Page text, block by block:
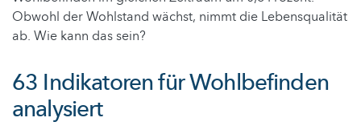
Obwohl der Wohlstand wächst, nimmt die Lebensqualität
ab. Wie kann das sein?
63 Indikatoren für Wohlbefinden
analysiert